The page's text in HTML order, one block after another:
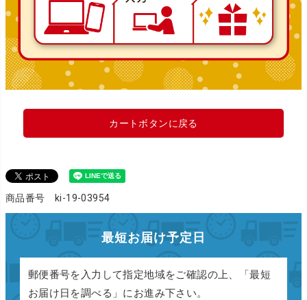
カートボタンに戻る
商品番号 ki-19-03954
最短お届け予定日
郵便番号を入力して指定地域をご確認の上、「最短
お届け日を調べる」にお進み下さい。